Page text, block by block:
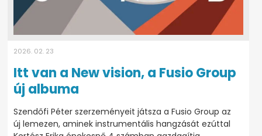
2026. 02. 23
Itt van a New vision, a Fusio Group
új albuma
Szendőfi Péter szerzeményeit játsza a Fusio Group az
új lemezen, aminek instrumentális hangzását ezúttal